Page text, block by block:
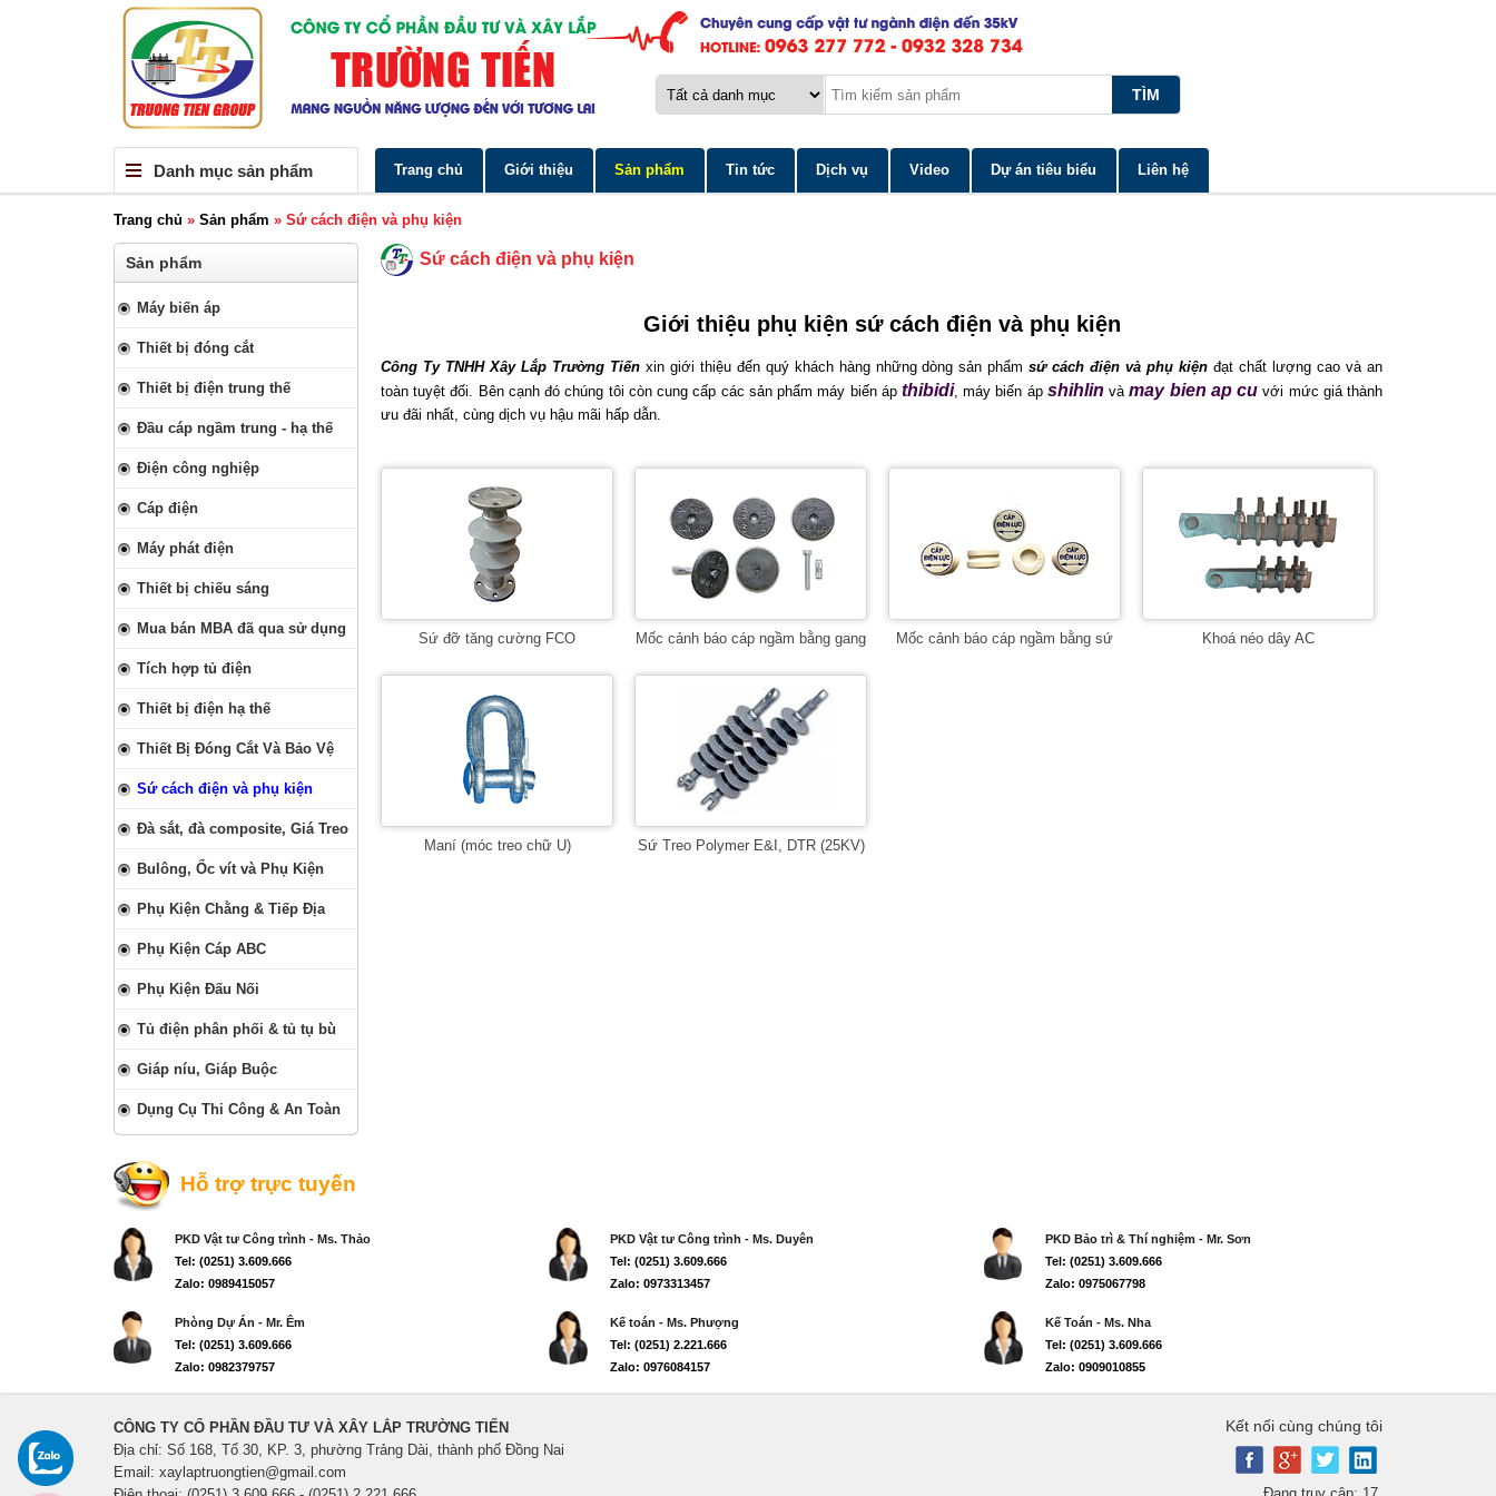
Danh mục sản phẩm Trang chủ Giới thiệu Sản phẩm Tin tức Dịch vụ Video Dự án tiêu biểu Liên hệ
Trang chủ » Sản phẩm » Sứ cách điện và phụ kiện
Sản phẩm
Máy biến áp
Thiết bị đóng cắt
Thiết bị điện trung thế
Đầu cáp ngầm trung - hạ thế
Điện công nghiệp
Cáp điện
Máy phát điện
Thiết bị chiếu sáng
Mua bán MBA đã qua sử dụng
Tích hợp tủ điện
Thiết bị điện hạ thế
Thiết Bị Đóng Cắt Và Bảo Vệ
Sứ cách điện và phụ kiện
Đà sắt, đà composite, Giá Treo
Bulông, Ốc vít và Phụ Kiện
Phụ Kiện Chằng & Tiếp Địa
Phụ Kiện Cáp ABC
Phụ Kiện Đấu Nối
Tủ điện phân phối & tủ tụ bù
Giáp níu, Giáp Buộc
Dụng Cụ Thi Công & An Toàn
Sứ cách điện và phụ kiện
Giới thiệu phụ kiện sứ cách điện và phụ kiện
Công Ty TNHH Xây Lắp Trường Tiếnxin giới thiệu đến quý khách hàng những dòng sản phẩmsứ cách điện và phụ kiện ​ đạt chất lượng cao và an
toàn tuyệt đối. Bên cạnh đó chúng tôi còn cung cấp các sản phẩm máy biến áp thibidi, máy biến áp shihlin vàmay bien ap cu với mức giá thành
ưu đãi nhất, cùng dịch vụ hậu mãi hấp dẫn.
Sứ đỡ tăng cường FCO Mốc cảnh báo cáp ngầm bằng gang Mốc cảnh báo cáp ngầm bằng sứ Khoá néo dây AC
Maní (móc treo chữ U) Sứ Treo Polymer E&I, DTR (25KV)
Hỗ trợ trực tuyến
PKD Vật tư Công trình - Ms. Thảo
Tel: (0251) 3.609.666
Zalo: 0989415057
PKD Vật tư Công trình - Ms. Duyên
Tel: (0251) 3.609.666
Zalo: 0973313457
PKD Bảo trì & Thí nghiệm - Mr. Sơn
Tel: (0251) 3.609.666
Zalo: 0975067798
Phòng Dự Án - Mr. Êm
Tel: (0251) 3.609.666
Zalo: 0982379757
Kế toán - Ms. Phượng
Tel: (0251) 2.221.666
Zalo: 0976084157
Kế Toán - Ms. Nha
Tel: (0251) 3.609.666
Zalo: 0909010855
CÔNG TY CỔ PHẦN ĐẦU TƯ VÀ XÂY LẮP TRƯỜNG TIẾN
Địa chỉ: Số 168, Tổ 30, KP. 3, phường Trảng Dài, thành phố Đồng Nai
Email: xaylaptruongtien@gmail.com
Kết nối cùng chúng tôi